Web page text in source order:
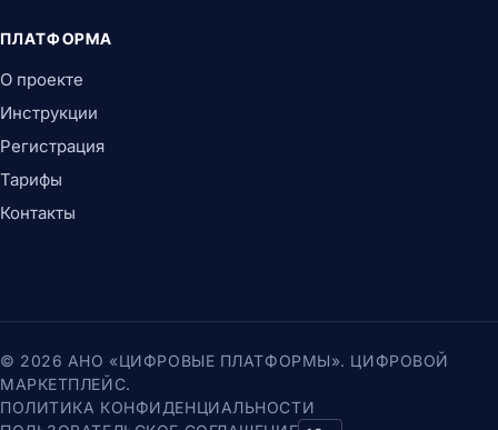
ПЛАТФОРМА
О проекте
Инструкции
Регистрация
Тарифы
Контакты
© 2026 АНО «ЦИФРОВЫЕ ПЛАТФОРМЫ». ЦИФРОВОЙ
МАРКЕТПЛЕЙС.
ПОЛИТИКА КОНФИДЕНЦИАЛЬНОСТИ